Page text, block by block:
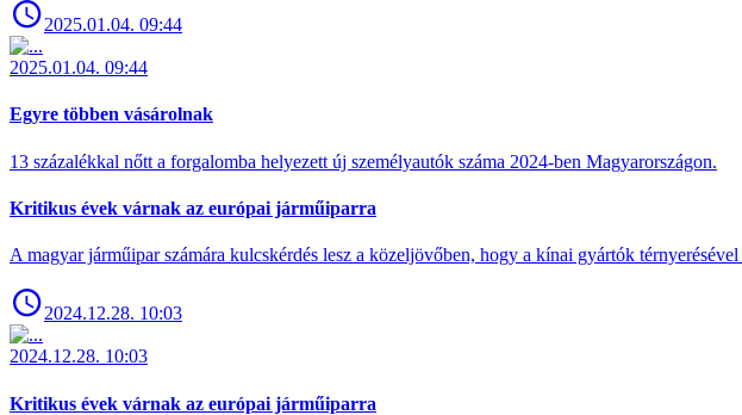
2025.01.04. 09:44
2025.01.04. 09:44
Egyre többen vásárolnak
13 százalékkal nőtt a forgalomba helyezett új személyautók száma 2024-ben Magyarországon.
Kritikus évek várnak az európai járműiparra
A magyar járműipar számára kulcskérdés lesz a közeljövőben, hogy a kínai gyártók
2024.12.28. 10:03
2024.12.28. 10:03
Kritikus évek várnak az európai járműiparra